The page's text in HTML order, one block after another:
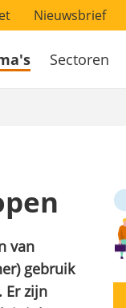
Nieuwsbrief
Sectoren
van
gebruik
Er zijn